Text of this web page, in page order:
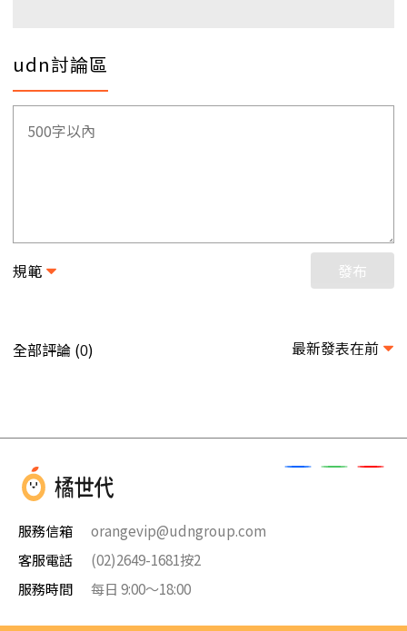
udn討論區
規範 發布
全部評論 (0) 最新發表在前
服務信箱
orangevip@udngroup.com
客服電話
(02)2649-1681按2
服務時間
每日 9:00～18:00